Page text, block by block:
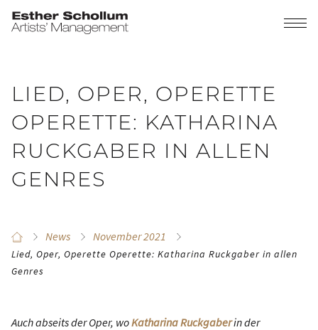
LIED, OPER, OPERETTE
OPERETTE: KATHARINA
RUCKGABER IN ALLEN
GENRES
News November 2021
Lied, Oper, Operette Operette: Katharina Ruckgaber in allen
Genres
Auch abseits der Oper, woKatharina Ruckgaberin der